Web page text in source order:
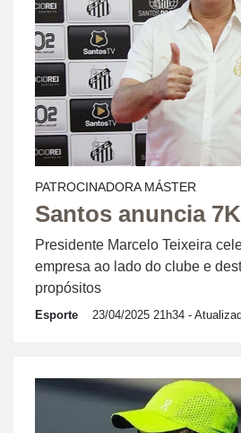
PATROCINADORA MÁSTER
Santos anuncia
Presidente Marcelo Teixeira
empresa ao lado do clube e
propósitos
Esporte 23/04/2025 21h34 -